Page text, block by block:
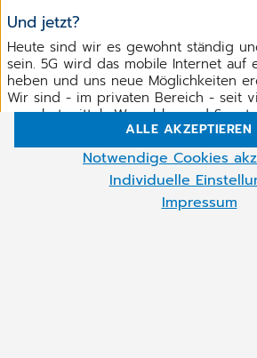
Und jetzt?
Heute sind wir es gewohnt ständig
sein. 5G wird das mobile Internet auf
heben und uns neue Möglichkeiten
Wir sind - im privaten Bereich - seit
gewohnt mittels Wearables und
digital zu bestreiten.
Aber was bedeutet das für unsere
Das werden wir im zweiten Teil
Cookie-
Wir setzen auf unserer Website
Technologien ein. Einige von ihnen
andere uns helfen unser
ALLE AKZEPTIEREN
Notwendige Cookies
Individuelle
Impressum